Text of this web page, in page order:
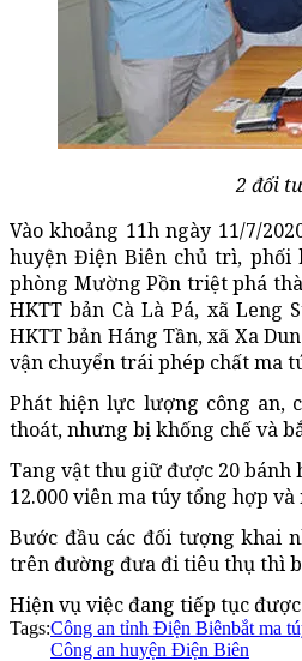
2 đối
Vào khoảng 11h ngày 11/7/
huyện Điện Biên chủ trì, phối
phòng Mường Pồn triệt phá
HKTT bản Cà Là Pá, xã Leng
HKTT bản Háng Tần, xã Xa
vận chuyển trái phép chất ma
Phát hiện lực lượng công an,
thoát, nhưng bị khống chế và
Tang vật thu giữ được 20 bánh
12.000 viên ma túy tổng hợp
Bước đầu các đối tượng khai
trên đường đưa đi tiêu thụ thì
Hiện vụ việc đang tiếp tục
Tags:Công an tỉnh Điện Biênbắt ma
Công an huyện Điện Biên